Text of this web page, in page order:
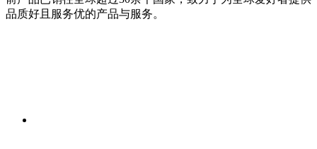
品质好且服务优的产品与服务。